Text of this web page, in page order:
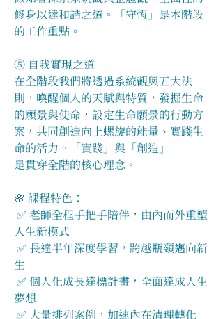
修身以達和諧之道。「守恆」是本階段
的工作重點。
⑤ 自我實現之道
在全階段我們將透過系統觀與五大法
則，喚醒個人的天賦與特質，發掘生命
的願景與使命，設定生命願景的行動方
案，共同創造向上螺旋的能量、實踐生
命的活力。「實踐」與「創造」
是貫穿全階的核心理念。
🌸 課程特色：
人生新模式
生
夢想
✅ 大量排列案例，加速內在清理轉化